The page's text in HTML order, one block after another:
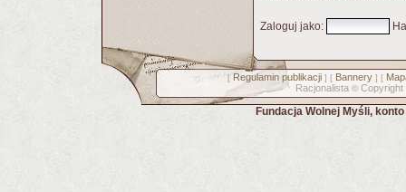
Zaloguj jako:
[ Regulamin publikacji] [ Bannery] [
Racjonalista © Copyright
Fundacja Wolnej Myśli,